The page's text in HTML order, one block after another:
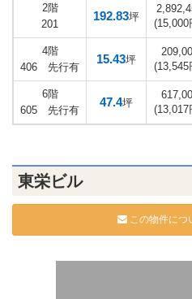
2階
201
192.83坪
(15,000
4階
406 先行有
15.43坪
(13,545
6階
605 先行有
47.4坪
(13,017
東栄ビル
この物件につ